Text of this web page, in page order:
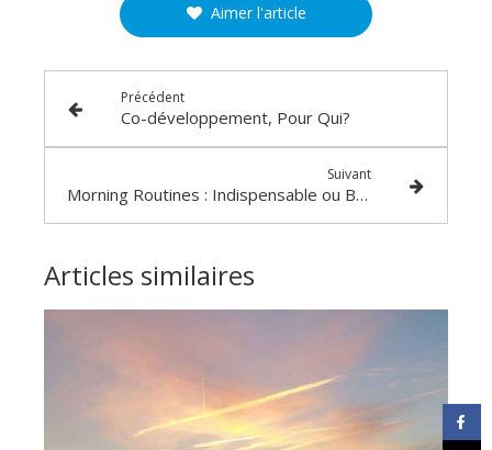
Aimer l'article
Précédent
Co-développement, Pour Qui?
Suivant
Morning Routines : Indispensable ou Bullshit ?
Articles similaires